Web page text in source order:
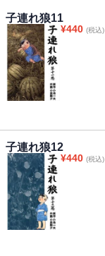
子連れ狼11
¥440 (税込)
子連れ狼12
¥440 (税込)